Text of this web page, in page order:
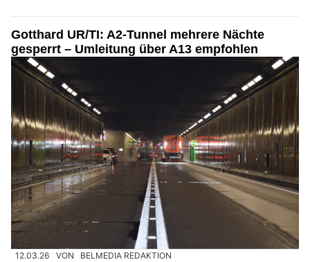
Gotthard UR/TI: A2-Tunnel mehrere Nächte
gesperrt – Umleitung über A13 empfohlen
12.03.26 VON BELMEDIA REDAKTION